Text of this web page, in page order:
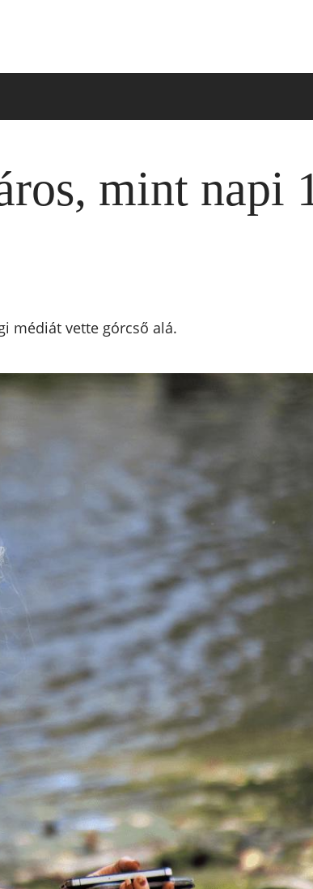
mint napi
médiát vette górcső alá.